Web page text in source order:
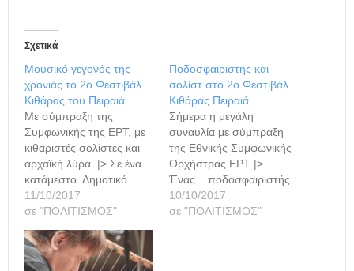
Σχετικά
Μουσικό γεγονός της
χρονιάς το 2ο Φεστιβάλ
Κιθάρας του Πειραιά
Με σύμπραξη της
Συμφωνικής της ΕΡΤ, με
κιθαριστές σολίστες και
αρχαϊκή λύρα |> Σε ένα
κατάμεστο Δημοτικό
Θέατρο
πραγματοποιήθηκε χθες,
Πειραιά, με τη σύμπραξη
του Πρότυπου Μουσικού
11/10/2017
σε "ΠΟΛΙΤΙΣΜΟΣ"
Ποδοσφαιριστής και
σολίστ στο 2ο Φεστιβάλ
Κιθάρας Πειραιά
Σήμερα η μεγάλη
συναυλία με σύμπραξη
της Εθνικής Συμφωνικής
Ορχήστρας ΕΡΤ |>
Ένας... ποδοσφαιριστής
θα "πρωταγωνιστήσει"
απόψε στο 2ο Φεστιβάλ
10/10/2017
σε "ΠΟΛΙΤΙΣΜΟΣ"